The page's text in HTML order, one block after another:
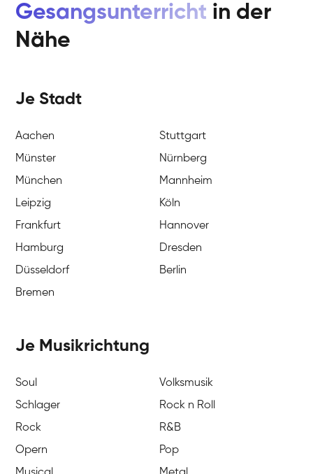
Gesangsunterricht in der
Nähe
Je Stadt
Aachen
Stuttgart
Münster
Nürnberg
München
Mannheim
Leipzig
Köln
Frankfurt
Hannover
Hamburg
Dresden
Düsseldorf
Berlin
Bremen
Je Musikrichtung
Soul
Volksmusik
Schlager
Rock n Roll
Rock
R&B
Opern
Pop